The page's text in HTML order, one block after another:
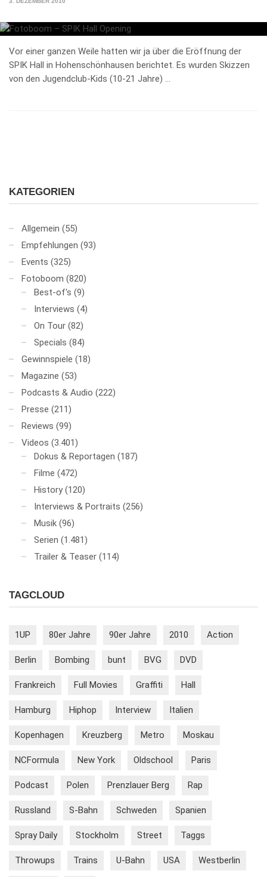
Vor einer ganzen Weile hatten wir ja über die Eröffnung der
SPIK Hall in Hohenschönhausen berichtet. Es wurden Skizzen
von den Jugendclub-Kids (10-21 Jahre) …
KATEGORIEN
Allgemein (55)
Empfehlungen (93)
Events (325)
Fotoboom (820)
Best-of's (9)
Interviews (4)
On Tour (82)
Specials (84)
Gewinnspiele (18)
Magazine (53)
Podcasts & Audio (222)
Presse (211)
Reviews (99)
Videos (3.401)
Dokus & Reportagen (187)
Filme (472)
History (120)
Interviews & Portraits (256)
Musik (96)
Serien (1.481)
Trailer & Teaser (114)
TAGCLOUD
1UP 80er Jahre 90er Jahre 2010 Action
Berlin Bombing bunt BVG DVD
Frankreich Full Movies Graffiti Hall
Hamburg Hiphop Interview Italien
Kopenhagen Kreuzberg Metro Moskau
NCFormula New York Oldschool Paris
Podcast Polen Prenzlauer Berg Rap
Russland S-Bahn Schweden Spanien
Spray Daily Stockholm Street Taggs
Throwups Trains U-Bahn USA Westberlin